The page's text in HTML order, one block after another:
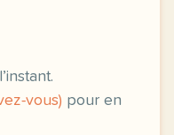
vous) pour en